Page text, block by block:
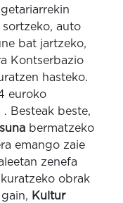
auto
bat jartzeko,
Kontserbazio
hasteko.
euroko
. Besteak beste,
bermatzeko
emango zaie
zenefa
obrak
Kultur